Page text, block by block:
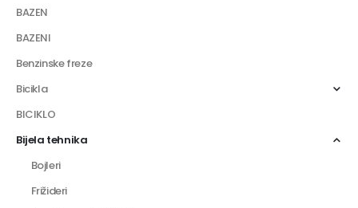
BAZEN
BAZENI
Benzinske freze
Bicikla
BICIKLO
Bijela tehnika
Bojleri
Frižideri